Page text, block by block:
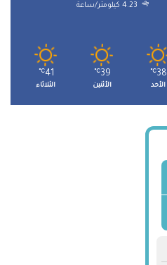
4.23 كيلومتر/ساعة
38
℃
الأحد
39
℃
الأثنين
41
℃
الثلاثاء